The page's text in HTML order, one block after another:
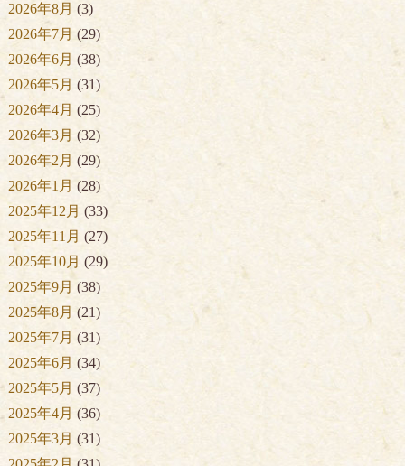
2026年8月 (3)
2026年7月 (29)
2026年6月 (38)
2026年5月 (31)
2026年4月 (25)
2026年3月 (32)
2026年2月 (29)
2026年1月 (28)
2025年12月 (33)
2025年11月 (27)
2025年10月 (29)
2025年9月 (38)
2025年8月 (21)
2025年7月 (31)
2025年6月 (34)
2025年5月 (37)
2025年4月 (36)
2025年3月 (31)